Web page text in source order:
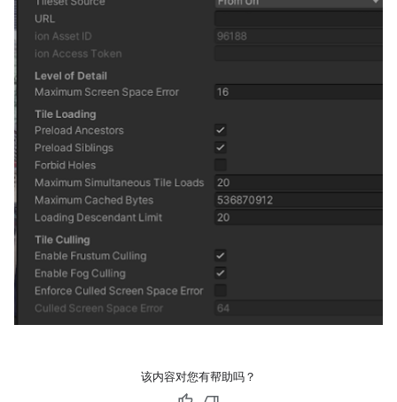
该内容对您有帮助吗？